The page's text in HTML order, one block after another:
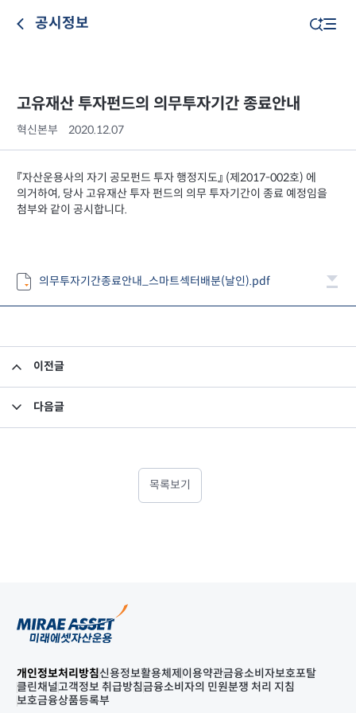
공시정보
고유재산 투자펀드의 의무투자기간 종료안내
혁신본부 2020.12.07
『자산운용사의 자기 공모펀드 투자 행정지도』 (제2017-002호) 에
의거하여, 당사 고유재산 투자 펀드의 의무 투자기간이 종료 예정임을
첨부와 같이 공시합니다.
의무투자기간종료안내_스마트섹터배분(날인).pdf
이전글
다음글
목록보기
개인정보처리방침신용정보활용체제 이용약관금융소비자보호포탈
클린채널고객정보 취급방침금융소비자의 민원분쟁 처리 지침
보호금융상품등록부